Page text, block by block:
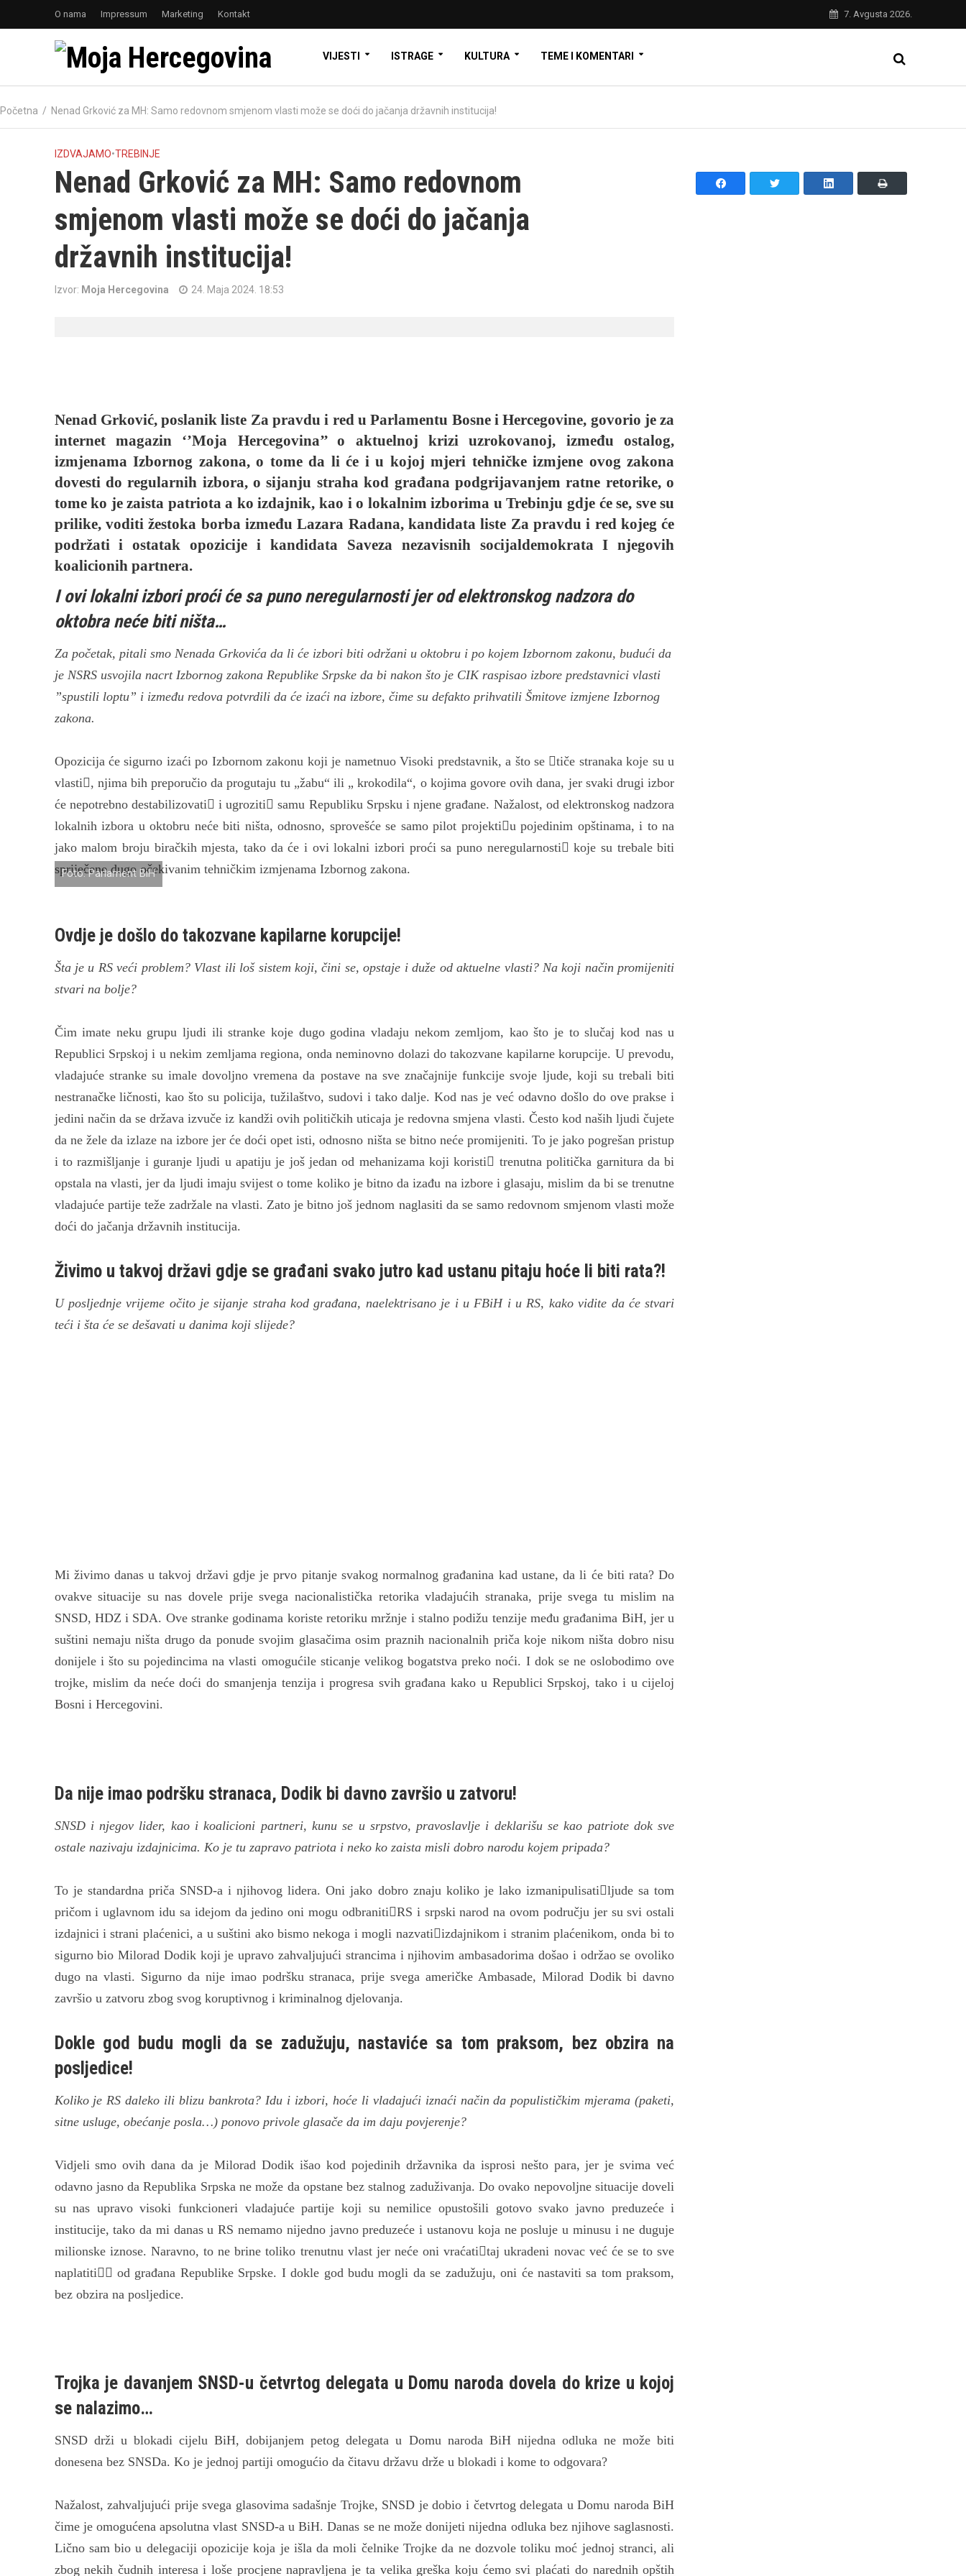
O nama Impressum Marketing Kontakt 7. Avgusta 2026.
VIJESTI ISTRAGE KULTURA TEME I KOMENTARI
Početna / Nenad Grković za MH: Samo redovnom smjenom vlasti može se doći do jačanja državnih institucija!
IZDVAJAMO•TREBINJE
Nenad Grković za MH: Samo redovnom
smjenom vlasti može se doći do jačanja
državnih institucija!
Izvor: Moja Hercegovina 24. Maja 2024. 18:53
Nenad Grković, poslanik liste Za pravdu i red u Parlamentu Bosne i Hercegovine, govorio je za
internet magazin ‘’Moja Hercegovina’’ o aktuelnoj krizi uzrokovanoj, između ostalog,
izmjenama Izbornog zakona, o tome da li će i u kojoj mjeri tehničke izmjene ovog zakona
dovesti do regularnih izbora, o sijanju straha kod građana podgrijavanjem ratne retorike, o
tome ko je zaista patriota a ko izdajnik, kao i o lokalnim izborima u Trebinju gdje će se, sve su
prilike, voditi žestoka borba između Lazara Radana, kandidata liste Za pravdu i red kojeg će
podržati i ostatak opozicije i kandidata Saveza nezavisnih socijaldemokrata I njegovih
koalicionih partnera.
I ovi lokalni izbori proći će sa puno neregularnosti jer od elektronskog nadzora do
oktobra neće biti ništa…
Za početak, pitali smo Nenada Grkovića da li će izbori biti održani u oktobru i po kojem Izbornom zakonu, budući da
je NSRS usvojila nacrt Izbornog zakona Republike Srpske da bi nakon što je CIK raspisao izbore predstavnici vlasti
”spustili loptu” i između redova potvrdili da će izaći na izbore, čime su defakto prihvatili Šmitove izmjene Izbornog
zakona.
Opozicija će sigurno izaći po Izbornom zakonu koji je nametnuo Visoki predstavnik, a što se tiče stranaka koje su u
vlasti, njima bih preporučio da progutaju tu „žabu“ ili „ krokodila“, o kojima govore ovih dana, jer svaki drugi izbor
će nepotrebno destabilizovati i ugroziti samu Republiku Srpsku i njene građane. Nažalost, od elektronskog nadzora
lokalnih izbora u oktobru neće biti ništa, odnosno, sprovešće se samo pilot projektiu pojedinim opštinama, i to na
jako malom broju biračkih mjesta, tako da će i ovi lokalni izbori proći sa puno neregularnosti koje su trebale biti
spriječene dugo očekivanim tehničkim izmjenama Izbornog zakona.
Foto: Parlament BiH
Ovdje je došlo do takozvane kapilarne korupcije!
Šta je u RS veći problem? Vlast ili loš sistem koji, čini se, opstaje i duže od aktuelne vlasti? Na koji način promijeniti
stvari na bolje?
Čim imate neku grupu ljudi ili stranke koje dugo godina vladaju nekom zemljom, kao što je to slučaj kod nas u
Republici Srpskoj i u nekim zemljama regiona, onda neminovno dolazi do takozvane kapilarne korupcije. U prevodu,
vladajuće stranke su imale dovoljno vremena da postave na sve značajnije funkcije svoje ljude, koji su trebali biti
nestranačke ličnosti, kao što su policija, tužilaštvo, sudovi i tako dalje. Kod nas je već odavno došlo do ove prakse i
jedini način da se država izvuče iz kandži ovih političkih uticaja je redovna smjena vlasti. Često kod naših ljudi čujete
da ne žele da izlaze na izbore jer će doći opet isti, odnosno ništa se bitno neće promijeniti. To je jako pogrešan pristup
i to razmišljanje i guranje ljudi u apatiju je još jedan od mehanizama koji koristi trenutna politička garnitura da bi
opstala na vlasti, jer da ljudi imaju svijest o tome koliko je bitno da izađu na izbore i glasaju, mislim da bi se trenutne
vladajuće partije teže zadržale na vlasti. Zato je bitno još jednom naglasiti da se samo redovnom smjenom vlasti može
doći do jačanja državnih institucija.
Živimo u takvoj državi gdje se građani svako jutro kad ustanu pitaju hoće li biti rata?!
U posljednje vrijeme očito je sijanje straha kod građana, naelektrisano je i u FBiH i u RS, kako vidite da će stvari
teći i šta će se dešavati u danima koji slijede?
Mi živimo danas u takvoj državi gdje je prvo pitanje svakog normalnog građanina kad ustane, da li će biti rata? Do
ovakve situacije su nas dovele prije svega nacionalistička retorika vladajućih stranaka, prije svega tu mislim na
SNSD, HDZ i SDA. Ove stranke godinama koriste retoriku mržnje i stalno podižu tenzije među građanima BiH, jer u
suštini nemaju ništa drugo da ponude svojim glasačima osim praznih nacionalnih priča koje nikom ništa dobro nisu
donijele i što su pojedincima na vlasti omogućile sticanje velikog bogatstva preko noći. I dok se ne oslobodimo ove
trojke, mislim da neće doći do smanjenja tenzija i progresa svih građana kako u Republici Srpskoj, tako i u cijeloj
Bosni i Hercegovini.
Da nije imao podršku stranaca, Dodik bi davno završio u zatvoru!
SNSD i njegov lider, kao i koalicioni partneri, kunu se u srpstvo, pravoslavlje i deklarišu se kao patriote dok sve
ostale nazivaju izdajnicima. Ko je tu zapravo patriota i neko ko zaista misli dobro narodu kojem pripada?
To je standardna priča SNSD-a i njihovog lidera. Oni jako dobro znaju koliko je lako izmanipulisatiljude sa tom
pričom i uglavnom idu sa idejom da jedino oni mogu odbranitiRS i srpski narod na ovom području jer su svi ostali
izdajnici i strani plaćenici, a u suštini ako bismo nekoga i mogli nazvatiizdajnikom i stranim plaćenikom, onda bi to
sigurno bio Milorad Dodik koji je upravo zahvaljujući strancima i njihovim ambasadorima došao i održao se ovoliko
dugo na vlasti. Sigurno da nije imao podršku stranaca, prije svega američke Ambasade, Milorad Dodik bi davno
završio u zatvoru zbog svog koruptivnog i kriminalnog djelovanja.
Dokle god budu mogli da se zadužuju, nastaviće sa tom praksom, bez obzira na
posljedice!
Koliko je RS daleko ili blizu bankrota? Idu i izbori, hoće li vladajući iznaći način da populističkim mjerama (paketi,
sitne usluge, obećanje posla…) ponovo privole glasače da im daju povjerenje?
Vidjeli smo ovih dana da je Milorad Dodik išao kod pojedinih državnika da isprosi nešto para, jer je svima već
odavno jasno da Republika Srpska ne može da opstane bez stalnog zaduživanja. Do ovako nepovoljne situacije doveli
su nas upravo visoki funkcioneri vladajuće partije koji su nemilice opustošili gotovo svako javno preduzeće i
institucije, tako da mi danas u RS nemamo nijedno javno preduzeće i ustanovu koja ne posluje u minusu i ne duguje
milionske iznose. Naravno, to ne brine toliko trenutnu vlast jer neće oni vraćatitaj ukradeni novac već će se to sve
naplatiti od građana Republike Srpske. I dokle god budu mogli da se zadužuju, oni će nastaviti sa tom praksom,
bez obzira na posljedice.
Trojka je davanjem SNSD-u četvrtog delegata u Domu naroda dovela do krize u kojoj
se nalazimo…
SNSD drži u blokadi cijelu BiH, dobijanjem petog delegata u Domu naroda BiH nijedna odluka ne može biti
donesena bez SNSDa. Ko je jednoj partiji omogućio da čitavu državu drže u blokadi i kome to odgovara?
Nažalost, zahvaljujući prije svega glasovima sadašnje Trojke, SNSD je dobio i četvrtog delegata u Domu naroda BiH
čime je omogućena apsolutna vlast SNSD-a u BiH. Danas se ne može donijeti nijedna odluka bez njihove saglasnosti.
Lično sam bio u delegaciji opozicije koja je išla da moli čelnike Trojke da ne dozvole toliku moć jednoj stranci, ali
zbog nekih čudnih interesa i loše procjene napravljena je ta velika greška koju ćemo svi plaćati do narednih opštih